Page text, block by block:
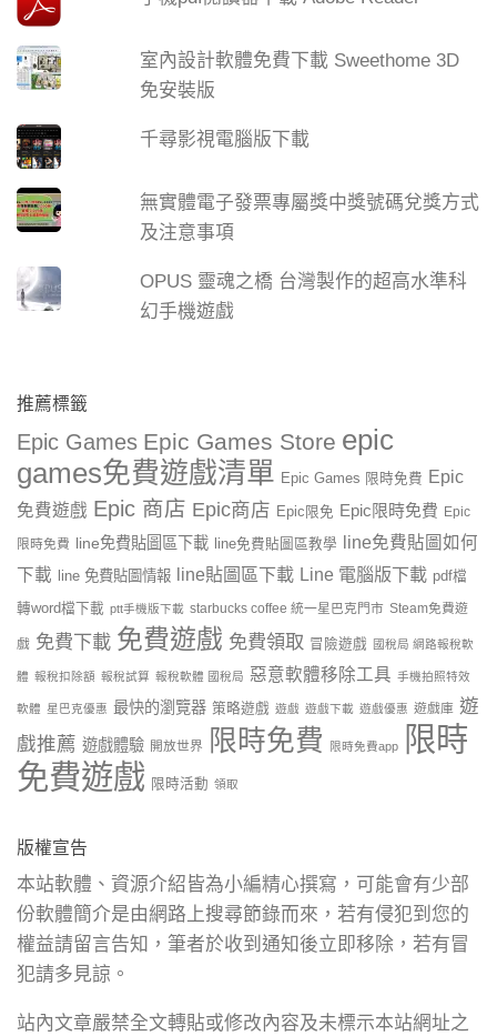
室內設計軟體免費下載 Sweethome 3D
免安裝版
千尋影視電腦版下載
無實體電子發票專屬獎中獎號碼兌獎方式
及注意事項
OPUS 靈魂之橋 台灣製作的超高水準科
幻手機遊戲
推薦標籤
Epic Games Epic Games Store epic
games免費遊戲清單 Epic Games 限時免費 Epic
免費遊戲 Epic 商店 Epic商店 Epic限免 Epic限時免費 Epic
限時免費 line免費貼圖區下載 line免費貼圖區教學
line免費貼圖如何
下載
line 免費貼圖情報 line貼圖區下載 Line 電腦版下載 pdf檔
轉word檔下載 ptt手機版下載 starbucks coffee 統一星巴克門市 Steam免費遊
戲 免費下載 免費遊戲 免費領取 冒險遊戲 國稅局 網路報稅軟
體 報稅扣除額 報稅試算 報稅軟體 國稅局 惡意軟體移除工具 手機拍照特效
軟體 星巴克優惠 最快的瀏覽器 策略遊戲 遊戲 遊戲下載 遊戲優惠 遊戲庫 遊
戲推薦 遊戲體驗 開放世界 限時免費 限時免費app
限時
免費遊戲 限時活動 領取
版權宣告
本站軟體、資源介紹皆為小編精心撰寫，可能會有少部
份軟體簡介是由網路上搜尋節錄而來，若有侵犯到您的
權益請留言告知，筆者於收到通知後立即移除，若有冒
犯請多見諒。
站內文章嚴禁全文轉貼或修改內容及未標示本站網址之